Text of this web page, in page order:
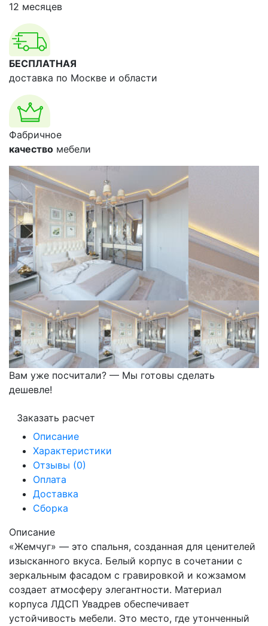
12 месяцев
БЕСПЛАТНАЯ
доставка по Москве и области
Фабричное
качество мебели
Вам уже посчитали? — Мы готовы сделать
дешевле!
Заказать расчет
Описание
Характеристики
Отзывы (0)
Оплата
Доставка
Сборка
Описание
«Жемчуг» — это спальня, созданная для ценителей
изысканного вкуса. Белый корпус в сочетании с
зеркальным фасадом с гравировкой и кожзамом
создает атмосферу элегантности. Материал
корпуса ЛДСП Увадрев обеспечивает
устойчивость мебели. Это место, где утонченный